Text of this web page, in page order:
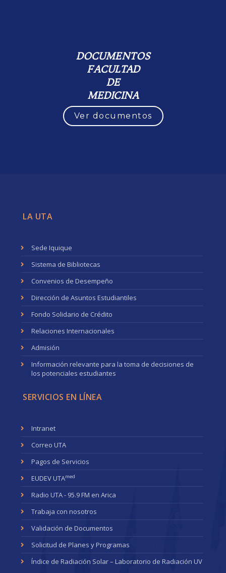
DOCUMENTOS
FACULTAD
DE
MEDICINA
Ver documentos
LA UTA
Sede Iquique
Sistema de Bibliotecas
Convenios de Desempeño
Dirección de Asuntos Estudiantiles
Fondo Solidario de Crédito
Relaciones Internacionales
Admisión
Información relevante para la toma de decisiones de
los potenciales estudiantes
SERVICIOS EN LÍNEA
Intranet
Correo UTA
Pagos de Servicios
EUDEV UTAmed
Radio UTA - 95.9 FM en Arica
Trabaja con nosotros
Validación de Documentos
Solicitud de Planes y Programas
Índice de Radiación Solar – Laboratorio de Radiación UV